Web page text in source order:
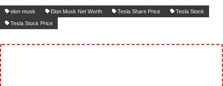
elon musk Elon Musk Net Worth Tesla Share Price
Tesla Stock
Tesla Stock Price